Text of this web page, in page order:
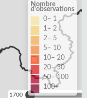
1700
Nombre
d'observations
0– 1
1– 2
2– 5
5– 10
10– 20
20– 50
50– 100
100+